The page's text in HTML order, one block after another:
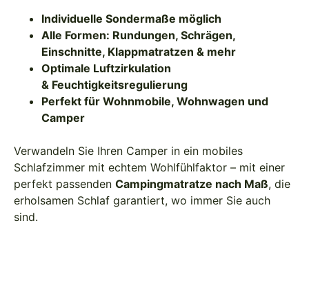
Individuelle Sondermaße möglich
Alle Formen: Rundungen, Schrägen,
Einschnitte, Klappmatratzen & mehr
Optimale Luftzirkulation
& Feuchtigkeitsregulierung
Perfekt für Wohnmobile, Wohnwagen und
Camper
Verwandeln Sie Ihren Camper in ein mobiles
Schlafzimmer mit echtem Wohlfühlfaktor – mit einer
perfekt passenden Campingmatratze nach Maß, die
erholsamen Schlaf garantiert, wo immer Sie auch
sind.